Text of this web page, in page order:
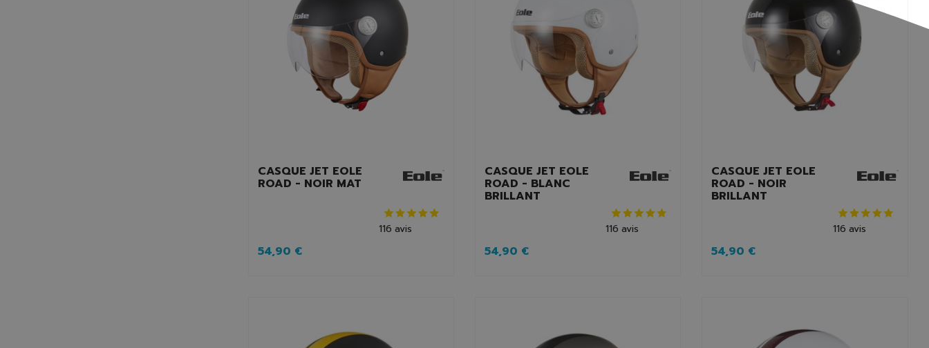
CASQUE JET EOLE
ROAD - NOIR MAT
116 avis
54,90 €
CASQUE JET EOLE
ROAD - BLANC
BRILLANT
116 avis
54,90 €
CASQUE JET EOLE
ROAD - NOIR
BRILLANT
116 avis
54,90 €